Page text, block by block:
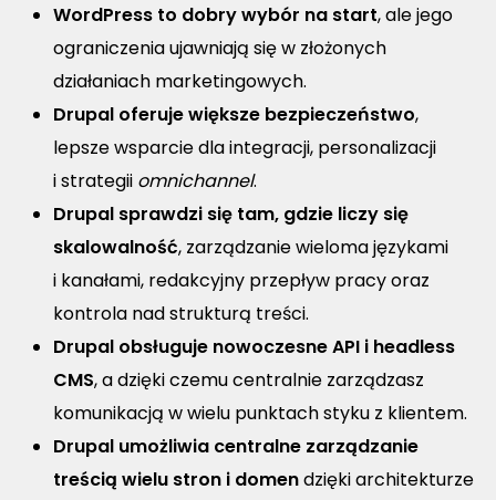
WordPress to dobry wybór na start, ale jego
ograniczenia ujawniają się w złożonych
działaniach marketingowych.
Drupal oferuje większe bezpieczeństwo,
lepsze wsparcie dla integracji, personalizacji
i strategii omnichannel.
Drupal sprawdzi się tam, gdzie liczy się
skalowalność, zarządzanie wieloma językami
i kanałami, redakcyjny przepływ pracy oraz
kontrola nad strukturą treści.
Drupal obsługuje nowoczesne API i headless
CMS, a dzięki czemu centralnie zarządzasz
komunikacją w wielu punktach styku z klientem.
Drupal umożliwia centralne zarządzanie
treścią wielu stron i domendzięki architekturze